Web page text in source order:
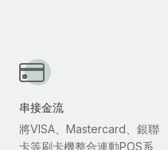
串接金流
將VISA、Mastercard、銀聯
卡等刷卡機整合連動POS系